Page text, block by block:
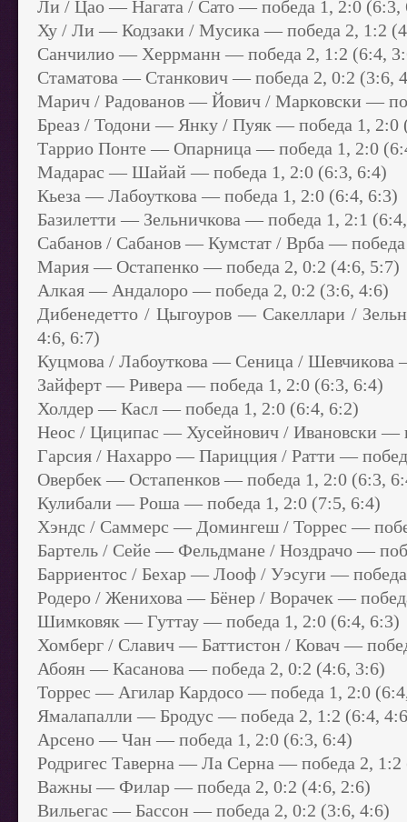
Ли / Цао — Нагата / Сато — победа 1, 2:0 (6:3,
Ху / Ли — Кодзаки / Мусика — победа 2, 1:2
Санчилио — Херрманн — победа 2, 1:2 (6:4,
Стаматова — Станкович — победа 2, 0:2 (3:6,
Марич / Радованов — Йович / Марковски —
Бреаз / Тодони — Янку / Пуяк — победа 1, 2:0
Таррио Понте — Опарница — победа 1, 2:0
Мадарас — Шайай — победа 1, 2:0 (6:3, 6:4)
Кьеза — Лабоуткова — победа 1, 2:0 (6:4, 6:3)
Базилетти — Зельничкова — победа 1, 2:1
Сабанов / Сабанов — Кумстат / Врба —
Мария — Остапенко — победа 2, 0:2 (4:6, 5:7)
Алкая — Андалоро — победа 2, 0:2 (3:6, 4:6)
Дибенедетто / Цыгоуров — Сакеллари /
4:6, 6:7)
Куцмова / Лабоуткова — Сеница / Шевчикова
Зайферт — Ривера — победа 1, 2:0 (6:3, 6:4)
Холдер — Касл — победа 1, 2:0 (6:4, 6:2)
Неос / Циципас — Хусейнович / Ивановски —
Гарсия / Нахарро — Парицция / Ратти —
Овербек — Остапенков — победа 1, 2:0 (6:3,
Кулибали — Роша — победа 1, 2:0 (7:5, 6:4)
Хэндс / Саммерс — Домингеш / Торрес —
Бартель / Сейе — Фельдмане / Ноздрачо —
Барриентос / Бехар — Лооф / Уэсуги —
Родеро / Женихова — Бёнер / Ворачек —
Шимковяк — Гуттау — победа 1, 2:0 (6:4, 6:3)
Хомберг / Славич — Баттистон / Ковач —
Абоян — Касанова — победа 2, 0:2 (4:6, 3:6)
Торрес — Агилар Кардосо — победа 1, 2:0
Ямалапалли — Бродус — победа 2, 1:2 (6:4,
Арсено — Чан — победа 1, 2:0 (6:3, 6:4)
Родригес Таверна — Ла Серна — победа 2, 1:2
Важны — Филар — победа 2, 0:2 (4:6, 2:6)
Вильегас — Бассон — победа 2, 0:2 (3:6, 4:6)